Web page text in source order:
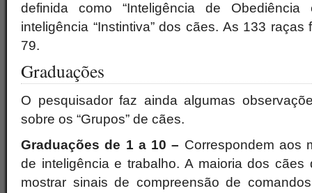
definida como “Inteligência de
inteligência “Instintiva” dos cães. As 133
79.
Graduações
O pesquisador faz ainda algumas
sobre os “Grupos” de cães.
Graduações de 1 a 10 – Correspondem aos
de inteligência e trabalho. A maioria dos
mostrar sinais de compreensão de